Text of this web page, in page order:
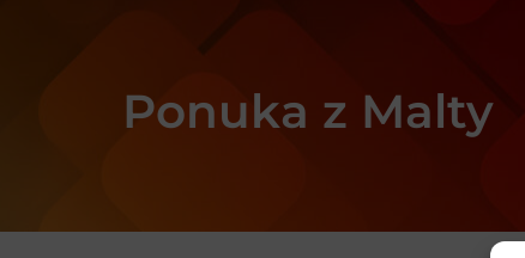
Ponuka z Malty